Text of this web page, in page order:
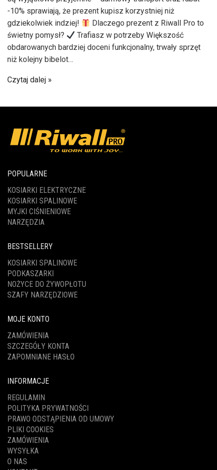
-10% sprawiają, że prezent kupisz korzystniej niż
gdziekolwiek indziej!
Dlaczego prezent z Riwall Pro to
świetny pomysł?
Trafiasz w potrzeby Większość
obdarowanych bardziej doceni funkcjonalny, trwały sprzęt
niż kolejny bibelot…
Czytaj dalej
POPULARNE
KOSIARKI ELEKTRYCZNE
KOSIARKI SPALINOWE
MYJKI CIŚNIENIOWE
NARZĘDZIA
BESTSELLERY
KOSIARKI SPALINOWE
PODKASZARKI
NOŻYCE DO ŻYWOPŁOTU
SZAFY NARZĘDZIOWE
MOJE KONTO
ZAMÓWIENIA
SZCZEGÓŁY KONTA
ZAPOMNIANE HASŁO
INFORMACJE
REGULAMIN
POLITYKA PRYWATNOŚCI
PRAWO ODSTĄPIENIA OD UMOWY
PLIKI COOKIES
ZAMÓWIENIA
WYSYŁKA
O NAS